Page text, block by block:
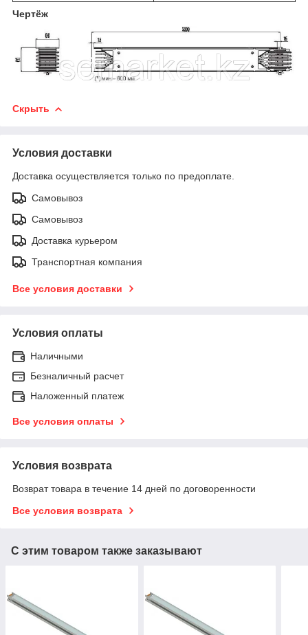
Чертёж
Скрыть
Условия доставки
Доставка осуществляется только по предоплате.
Самовывоз
Самовывоз
Доставка курьером
Транспортная компания
Все условия доставки
Условия оплаты
Наличными
Безналичный расчет
Наложенный платеж
Все условия оплаты
Условия возврата
Возврат товара в течение 14 дней по договоренности
Все условия возврата
С этим товаром также заказывают